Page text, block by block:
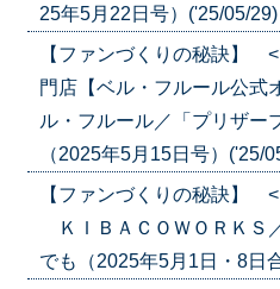
25年5月22日号）('25/05/29)
【ファンづくりの秘訣】
門店【ベル・フルール公
ル・フルール／「プリザー
（2025年5月15日号）('25/
【ファンづくりの秘訣】
ＫＩＢＡＣＯＷＯＲＫＳ
でも（2025年5月1日・8日